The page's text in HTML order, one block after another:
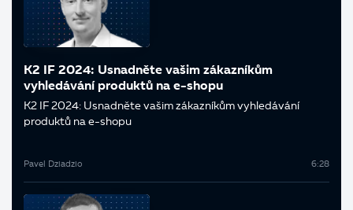
K2 IF 2024: Usnadněte vašim zákazníkům
vyhledávání produktů na e-shopu
K2 IF 2024: Usnadněte vašim zákazníkům vyhledávání
produktů na e-shopu
Pavel Dziadzio 6:28